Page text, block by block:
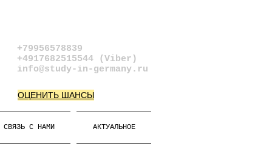
+79956578839​
+4917682515544 (Viber)
info@study-in-germany.ru
ОЦЕНИТЬ ШАНСЫ
СВЯЗЬ С НАМИ АКТУАЛЬНОЕ